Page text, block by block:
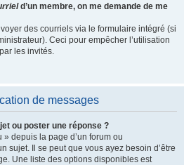
d’un membre, on me demande de me
des courriels via le formulaire intégré (si
Ceci pour empêcher l’utilisation
les invités.
de messages
ou poster une réponse ?
depuis la page d’un forum ou
sujet. Il se peut que vous ayez besoin d’être
Une liste des options disponibles est